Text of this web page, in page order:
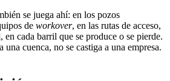
se juega ahí: en los pozos
de workover, en las rutas de acceso,
en cada barril que se produce o se pierde.
una cuenca, no se castiga a una empresa.